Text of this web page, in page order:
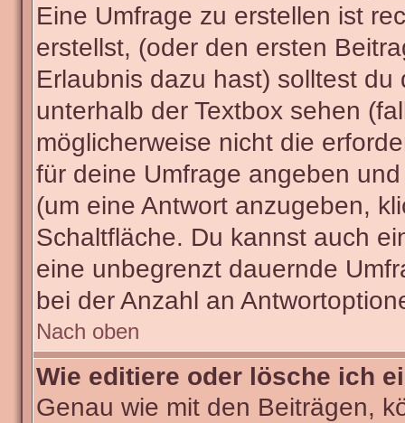
Eine Umfrage zu erstellen ist
erstellst, (oder den ersten
Erlaubnis dazu hast) solltest
unterhalb der Textbox sehen
möglicherweise nicht die
für deine Umfrage angeben
(um eine Antwort anzugeben,
Schaltfläche. Du kannst auch
eine unbegrenzt dauernde
bei der Anzahl an
Nach oben
Wie editiere oder lösche ich
Genau wie mit den Beiträgen,